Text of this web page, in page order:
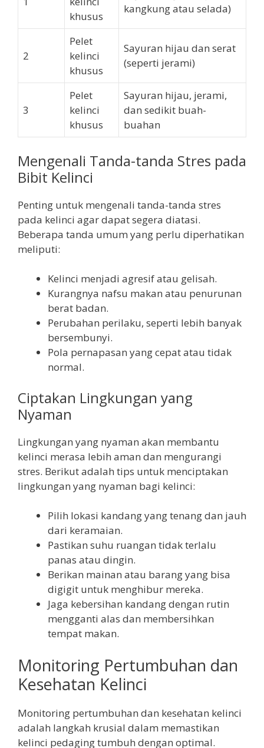
khusus
kangkung atau selada)
2
Pelet
kelinci
khusus
Sayuran hijau dan serat
(seperti jerami)
3
Pelet
kelinci
khusus
Sayuran hijau, jerami,
dan sedikit buah-
buahan
Mengenali Tanda-tanda Stres pada
Bibit Kelinci
Penting untuk mengenali tanda-tanda stres
pada kelinci agar dapat segera diatasi.
Beberapa tanda umum yang perlu diperhatikan
meliputi:
Kelinci menjadi agresif atau gelisah.
Kurangnya nafsu makan atau penurunan
berat badan.
Perubahan perilaku, seperti lebih banyak
bersembunyi.
Pola pernapasan yang cepat atau tidak
normal.
Ciptakan Lingkungan yang
Nyaman
Lingkungan yang nyaman akan membantu
kelinci merasa lebih aman dan mengurangi
stres. Berikut adalah tips untuk menciptakan
lingkungan yang nyaman bagi kelinci:
Pilih lokasi kandang yang tenang dan jauh
dari keramaian.
Pastikan suhu ruangan tidak terlalu
panas atau dingin.
Berikan mainan atau barang yang bisa
digigit untuk menghibur mereka.
Jaga kebersihan kandang dengan rutin
mengganti alas dan membersihkan
tempat makan.
Monitoring Pertumbuhan dan
Kesehatan Kelinci
Monitoring pertumbuhan dan kesehatan kelinci
adalah langkah krusial dalam memastikan
kelinci pedaging tumbuh dengan optimal.